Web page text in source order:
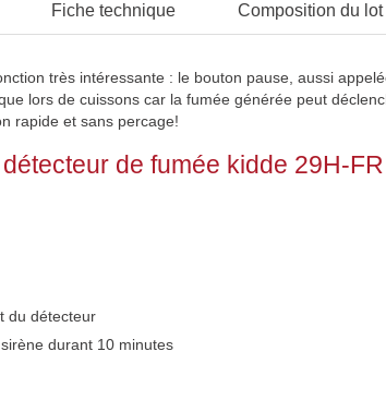
Fiche technique Composition du lot
très intéressante : le bouton pause, aussi
lors de cuissons car la fumée générée peut
rapide et sans percage!
de fumée kidde 29H-
du détecteur
durant 10 minutes